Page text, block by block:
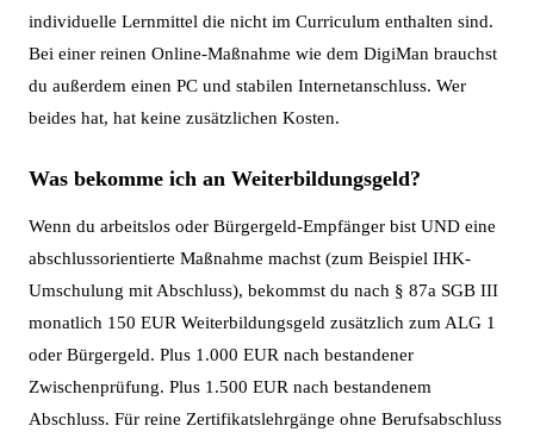
individuelle Lernmittel die nicht im Curriculum enthalten sind.
Bei einer reinen Online-Maßnahme wie dem DigiMan brauchst
du außerdem einen PC und stabilen Internetanschluss. Wer
beides hat, hat keine zusätzlichen Kosten.
Was bekomme ich an Weiterbildungsgeld?
Wenn du arbeitslos oder Bürgergeld-Empfänger bist UND eine
abschlussorientierte Maßnahme machst (zum Beispiel IHK-
Umschulung mit Abschluss), bekommst du nach § 87a SGB III
monatlich 150 EUR Weiterbildungsgeld zusätzlich zum ALG 1
oder Bürgergeld. Plus 1.000 EUR nach bestandener
Zwischenprüfung. Plus 1.500 EUR nach bestandenem
Abschluss. Für reine Zertifikatslehrgänge ohne Berufsabschluss